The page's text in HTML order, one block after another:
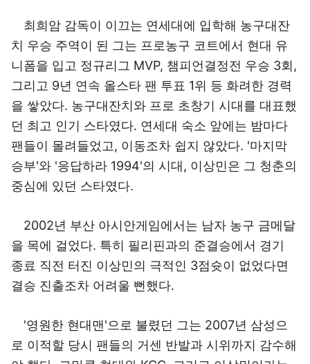
최희암 감독이 이끄는 연세대에 입학해 농구대잔
치 우승 주역이 된 그는 프로농구 코트에서 현대 유
니폼을 입고 정규리그 MVP, 챔피언결정전 우승 3회,
그리고 9년 연속 올스타 팬 투표 1위 등 화려한 경력
을 쌓았다. 농구대잔치와 프로 초창기 시대를 대표했
던 최고 인기 스타였다. 연세대 숙소 앞에는 밤마다
팬들이 몰려들었고, 이동조차 쉽지 않았다. '마지막
승부'와 '응답하라 1994'의 시대, 이상민은 그 청춘의
중심에 있던 스타였다.
2002년 부산 아시안게임에서는 남자 농구 금메달
을 목에 걸었다. 특히 필리핀과의 준결승에서 경기
종료 직전 터진 이상민의 극적인 3점슛이 없었다면
결승 진출조차 어려울 뻔했다.
'영원한 현대맨'으로 불렸던 그는 2007년 삼성으
로 이적할 당시 팬들의 거센 반발과 시위까지 감수해